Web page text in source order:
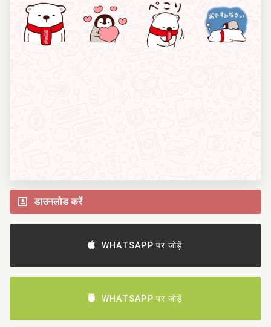
डाउनलोड करें
WHATSAPP पर जोड़ें
WHATSAPP पर जोड़ें